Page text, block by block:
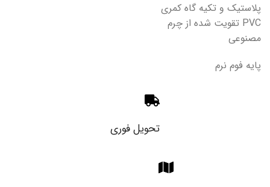
پلاستیک و تکیه گاه کمری
PVC تقویت شده از چرم
مصنوعی
پایه فوم نرم
تحویل فوری